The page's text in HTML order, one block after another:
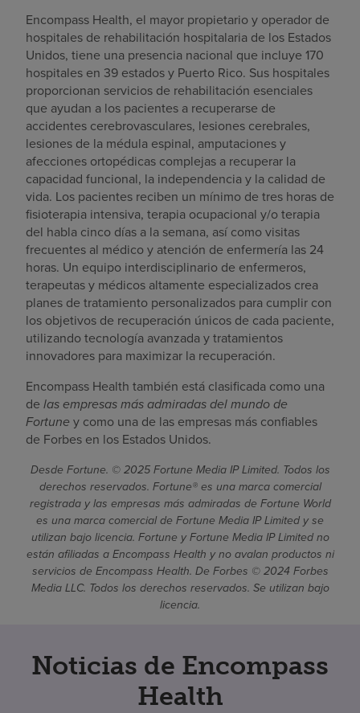
Encompass Health, el mayor propietario y operador de
hospitales de rehabilitación hospitalaria de los Estados
Unidos, tiene una presencia nacional que incluye 170
hospitales en 39 estados y Puerto Rico. Sus hospitales
proporcionan servicios de rehabilitación esenciales
que ayudan a los pacientes a recuperarse de
accidentes cerebrovasculares, lesiones cerebrales,
lesiones de la médula espinal, amputaciones y
afecciones ortopédicas complejas a recuperar la
capacidad funcional, la independencia y la calidad de
vida. Los pacientes reciben un mínimo de tres horas de
fisioterapia intensiva, terapia ocupacional y/o terapia
del habla cinco días a la semana, así como visitas
frecuentes al médico y atención de enfermería las 24
horas. Un equipo interdisciplinario de enfermeros,
terapeutas y médicos altamente especializados crea
planes de tratamiento personalizados para cumplir con
los objetivos de recuperación únicos de cada paciente,
utilizando tecnología avanzada y tratamientos
innovadores para maximizar la recuperación.
Encompass Health también está clasificada como una
de las empresas más admiradas del mundo de
Fortune y como una de las empresas más confiables
de Forbes en los Estados Unidos.
Desde Fortune. © 2025 Fortune Media IP Limited. Todos los
derechos reservados. Fortune® es una marca comercial
registrada y las empresas más admiradas de Fortune World
es una marca comercial de Fortune Media IP Limited y se
utilizan bajo licencia. Fortune y Fortune Media IP Limited no
están afiliadas a Encompass Health y no avalan productos ni
servicios de Encompass Health. De Forbes © 2024 Forbes
Media LLC. Todos los derechos reservados. Se utilizan bajo
licencia.
Noticias de Encompass
Health